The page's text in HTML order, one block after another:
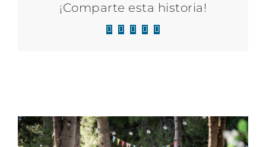
¡Comparte esta historia!
Facebook
X LinkedIn
WhatsApp
Correo